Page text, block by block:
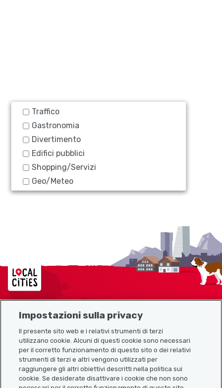
Traffico
Gastronomia
Divertimento
Edifici pubblici
Shopping/Servizi
Geo/Meteo
Localcities
Link utili
Scarica l’app Localcities
Impostazioni sulla privacy
Il presente sito web e i relativi strumenti di terzi
utilizzano cookie. Alcuni di questi cookie sono necessari
per il corretto funzionamento di questo sito o dei relativi
strumenti di terzi e altri vengono utilizzati per
raggiungere gli altri obiettivi descritti nella politica sui
cookie. Se desiderate disattivare i cookie che non sono